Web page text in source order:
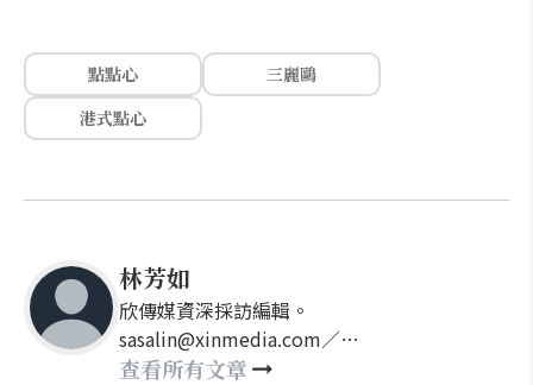
點點心
三麗鷗
港式點心
林芳如
欣傳媒資深採訪編輯。
sasalin@xinmedia.com／
happy21917@gmail.com
查看所有文章